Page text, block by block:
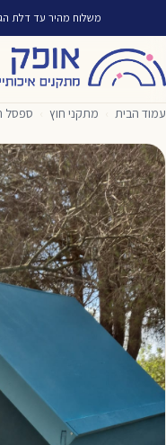
משלוח מהיר עד דלת הגן
עמוד הבית מתקני חוץ ספסל